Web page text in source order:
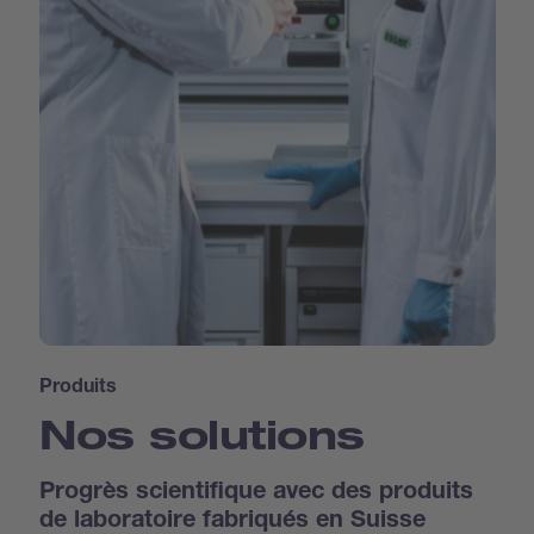
Produits
Nos solutions
Progrès scientifique avec des produits
de laboratoire fabriqués en Suisse